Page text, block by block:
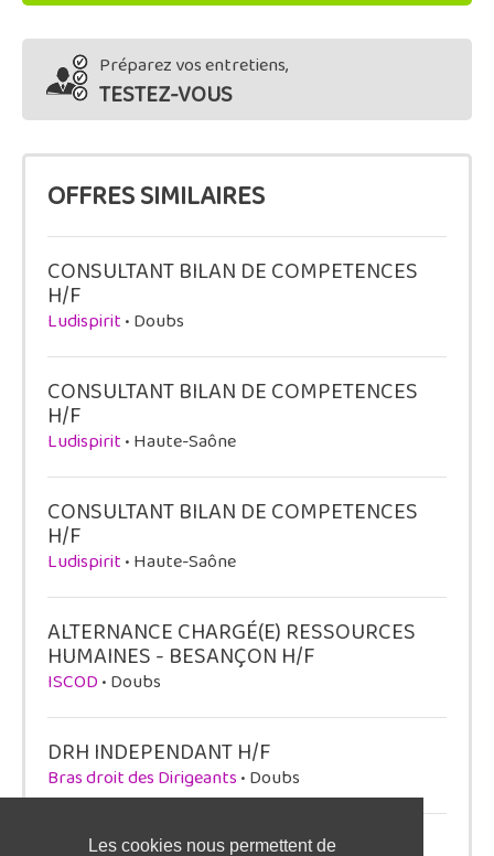
Les cookies nous permettent de
Préparez vos entretiens,
TESTEZ-VOUS
OFFRES SIMILAIRES
CONSULTANT BILAN DE COMPETENCES
H/F
Ludispirit• Doubs
CONSULTANT BILAN DE COMPETENCES
H/F
Ludispirit• Haute-Saône
CONSULTANT BILAN DE COMPETENCES
H/F
Ludispirit• Haute-Saône
ALTERNANCE CHARGÉ(E) RESSOURCES
HUMAINES - BESANÇON H/F
ISCOD• Doubs
DRH INDEPENDANT H/F
Bras droit des Dirigeants• Doubs
ALTERNANCE ASSISTANT PAIE &